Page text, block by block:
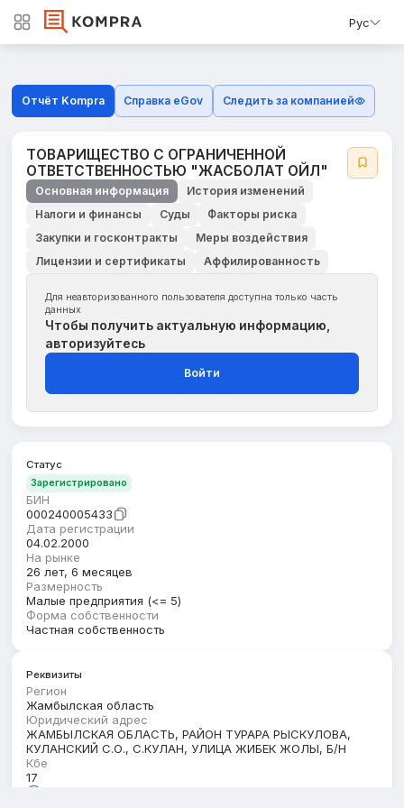
Рус
Отчёт Kompra Справка eGov Следить за компанией
ТОВАРИЩЕСТВО С ОГРАНИЧЕННОЙ
ОТВЕТСТВЕННОСТЬЮ "ЖАСБОЛАТ ОЙЛ"
Основная информация
История изменений
Налоги и финансы
Суды
Факторы риска
Закупки и госконтракты
Меры воздействия
Лицензии и сертификаты
Аффилированность
Для неавторизованного пользователя доступна только часть
данных
Чтобы получить актуальную информацию,
авторизуйтесь
Войти
Статус
Зарегистрировано
БИН
000240005433
Дата регистрации
04.02.2000
На рынке
26 лет, 6 месяцев
Размерность
Малые предприятия (<= 5)
Форма собственности
Частная собственность
Реквизиты
Регион
Жамбылская область
Юридический адрес
ЖАМБЫЛСКАЯ ОБЛАСТЬ, РАЙОН ТУРАРА РЫСКУЛОВА,
КУЛАНСКИЙ С.О., С.КУЛАН, УЛИЦА ЖИБЕК ЖОЛЫ, Б/Н
Кбе
17